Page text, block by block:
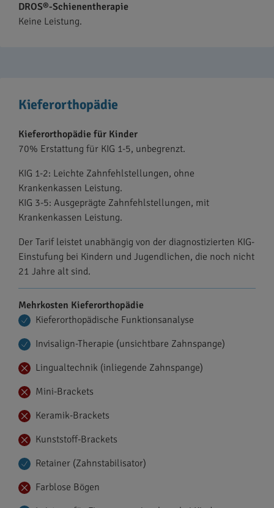
DROS®-Schienentherapie
Keine Leistung.
Kieferorthopädie
Kieferorthopädie für Kinder
70% Erstattung für KIG 1-5, unbegrenzt.
KIG 1-2: Leichte Zahnfehlstellungen, ohne
Krankenkassen Leistung.
KIG 3-5: Ausgeprägte Zahnfehlstellungen, mit
Krankenkassen Leistung.
Der Tarif leistet unabhängig von der diagnostizierten KIG-
Einstufung bei Kindern und Jugendlichen, die noch nicht
21 Jahre alt sind.
Mehrkosten Kieferorthopädie
Kieferorthopädische Funktionsanalyse
Invisalign-Therapie (unsichtbare Zahnspange)
Lingualtechnik (inliegende Zahnspange)
Mini-Brackets
Keramik-Brackets
Kunststoff-Brackets
Retainer (Zahnstabilisator)
Farblose Bögen